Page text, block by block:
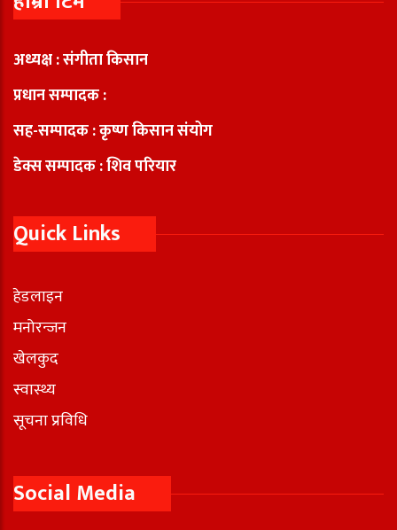
अध्यक्ष : संगीता किसान
प्रधान सम्पादक :
सह-सम्पादक : कृष्ण किसान संयोग
डेक्स सम्पादक : शिव परियार
Quick Links
हेडलाइन
मनोरन्जन
खेलकुद
स्वास्थ्य
सूचना प्रविधि
Social Media